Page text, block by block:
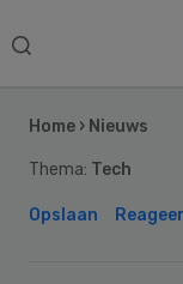
Search
Home › Nieuws
Thema: Tech
Opslaan
Sidebar